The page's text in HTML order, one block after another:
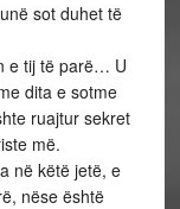
sot duhet të
e tij të parë… U
dita e sotme
ruajtur sekret
më.
në këtë jetë, e
nëse është